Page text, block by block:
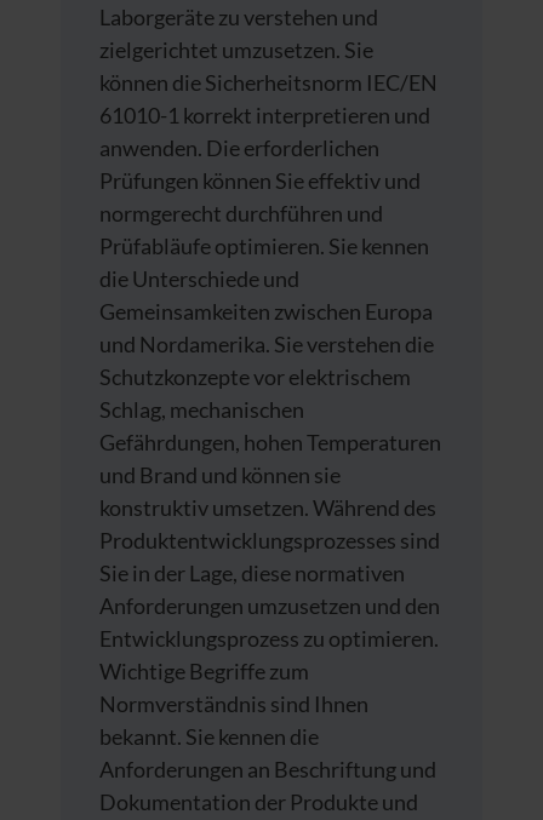
Laborgeräte zu verstehen und
zielgerichtet umzusetzen. Sie
können die Sicherheitsnorm IEC/EN
61010-1 korrekt interpretieren und
anwenden. Die erforderlichen
Prüfungen können Sie effektiv und
normgerecht durchführen und
Prüfabläufe optimieren. Sie kennen
die Unterschiede und
Gemeinsamkeiten zwischen Europa
und Nordamerika. Sie verstehen die
Schutzkonzepte vor elektrischem
Schlag, mechanischen
Gefährdungen, hohen Temperaturen
und Brand und können sie
konstruktiv umsetzen. Während des
Produktentwicklungsprozesses sind
Sie in der Lage, diese normativen
Anforderungen umzusetzen und den
Entwicklungsprozess zu optimieren.
Wichtige Begriffe zum
Normverständnis sind Ihnen
bekannt. Sie kennen die
Anforderungen an Beschriftung und
Dokumentation der Produkte und